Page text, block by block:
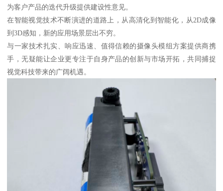
为客户产品的迭代升级提供建设性意见。
在智能视觉技术不断演进的道路上，从高清化到智能化，从2D成像
到3D感知，新的应用场景层出不穷。
与一家技术扎实、响应迅速、值得信赖的摄像头模组方案提供商携
手，无疑能让企业更专注于自身产品的创新与市场开拓，共同捕捉
视觉科技带来的广阔机遇。